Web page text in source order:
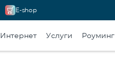
E-shop
Интернет Услуги Роуминг